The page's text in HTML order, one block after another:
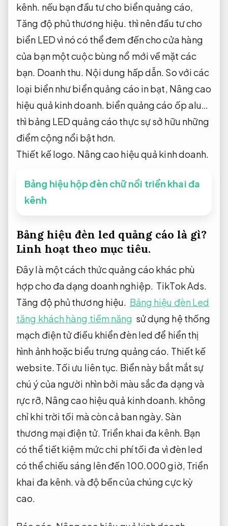
kênh. nếu bạn đầu tư cho biển quảng cáo,
Tăng độ phủ thương hiệu. thì nên đầu tư cho
biển LED vì nó có thể đem đến cho cửa hàng
của bạn một cuộc bùng nổ mới về mặt các
bạn. Doanh thu. Nội dung hấp dẫn. So với các
loại biển như biển quảng cáo in bạt, Nâng cao
hiệu quả kinh doanh. biển quảng cáo ốp alu…
thì bảng LED quảng cáo thực sự sở hữu những
điểm cộng nổi bật hơn.
Thiết kế logo. Nâng cao hiệu quả kinh doanh.
Bảng hiệu hộp đèn chữ nổi triển khai đa
kênh
Bảng hiệu đèn led quảng cáo là gì?
Linh hoạt theo mục tiêu.
Đây là một cách thức quảng cáo khác phù
hợp cho đa dạng doanh nghiệp. TikTok Ads.
Tăng độ phủ thương hiệu. Bảng hiệu đèn Led
tăng khách hàng tiềm năng sử dụng hệ thống
mạch điện tử điều khiển đèn led để hiển thị
hình ảnh hoặc biểu trưng quảng cáo. Thiết kế
website. Tối ưu liên tục. Biển này bắt mắt sự
chú ý của người nhìn bởi màu sắc đa dạng và
rực rỡ, Nâng cao hiệu quả kinh doanh. không
chỉ khi trời tối mà còn cả ban ngày. Sàn
thương mại điện tử. Triển khai đa kênh. Bạn
có thể tiết kiệm mức chi phí tối đa vì đèn led
có thể chiếu sáng lên đến 100.000 giờ, Triển
khai đa kênh.và độ bền của chúng cực kỳ
cao.